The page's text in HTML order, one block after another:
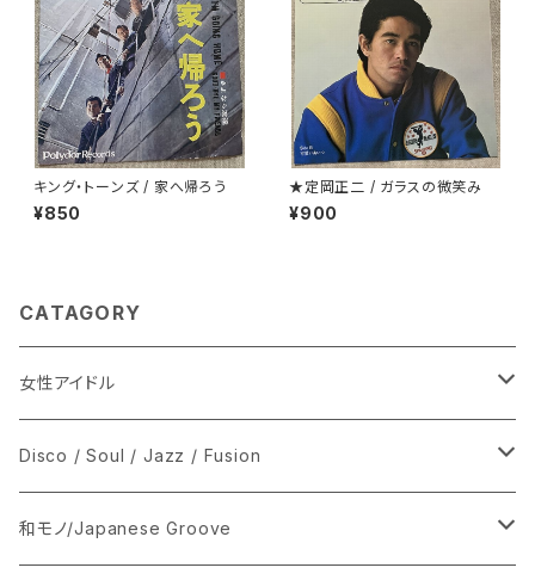
キング・トーンズ / 家へ帰ろう
¥850
★定岡正二 / ガラスの微笑み
¥900
CATAGORY
女性アイドル
シングル盤
あ行
LP
Disco / Soul / Jazz / Fusion
シングル盤
和モノ/Japanese Groove